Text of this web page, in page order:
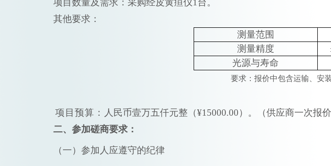
项目数量及需求： 采购经皮黄疸仪1台。
其他要求：
测量范围
测量精度
光源与寿命
要求：报价中包含运输、安
项目预算： 人民币壹万五仟元整（¥15000.00）。（供应商一次报
二、参加磋商要求：
（一）参加人应遵守的纪律